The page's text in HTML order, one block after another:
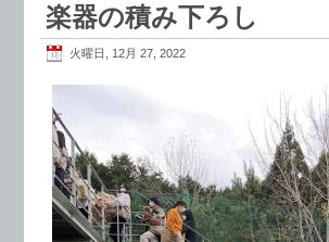
楽器の積み下ろし
火曜日, 12月 27, 2022